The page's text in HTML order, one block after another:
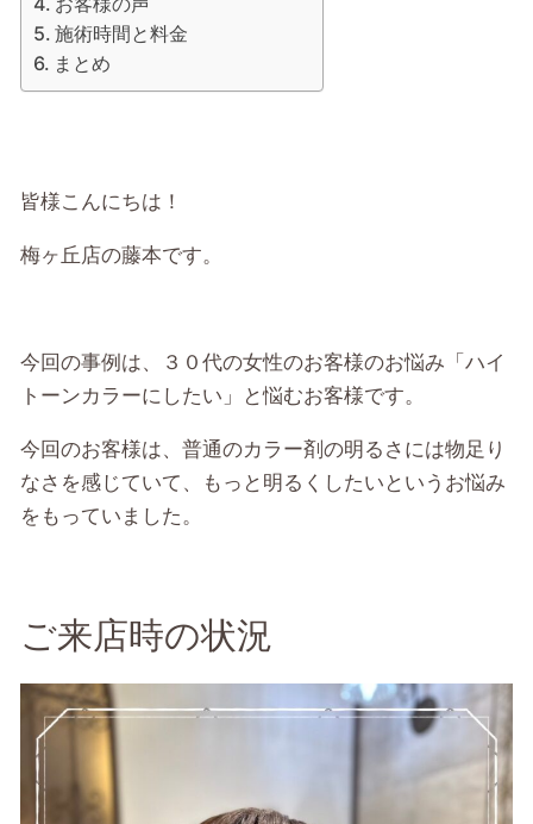
施術時間と料金
まとめ
皆様こんにちは！
梅ヶ丘店の藤本です。
今回の事例は、３０代の女性のお客様のお悩み「ハイ
トーンカラーにしたい」と悩むお客様です。
今回のお客様は、普通のカラー剤の明るさには物足り
なさを感じていて、もっと明るくしたいというお悩み
をもっていました。
ご来店時の状況